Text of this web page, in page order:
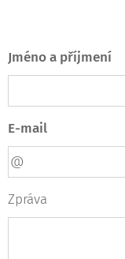
Jméno a příjmení
E-mail
Zpráva